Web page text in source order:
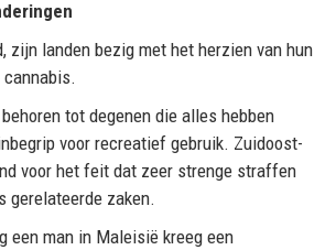
zijn landen bezig met het herzien van hun
tot degenen die alles hebben
voor recreatief gebruik. Zuidoost-
voor het feit dat zeer strenge straffen
gerelateerde zaken.
een man in Maleisië kreeg een